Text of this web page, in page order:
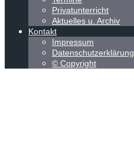
Privatunterricht
Aktuelles u. Archiv
Kontakt
Impressum
Datenschutzerklärung
© Copyright